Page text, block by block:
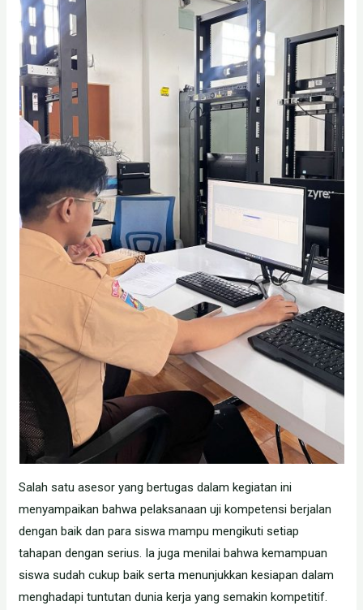
Salah satu asesor yang bertugas dalam kegiatan ini
menyampaikan bahwa pelaksanaan uji kompetensi berjalan
dengan baik dan para siswa mampu mengikuti setiap
tahapan dengan serius. Ia juga menilai bahwa kemampuan
siswa sudah cukup baik serta menunjukkan kesiapan dalam
menghadapi tuntutan dunia kerja yang semakin kompetitif.